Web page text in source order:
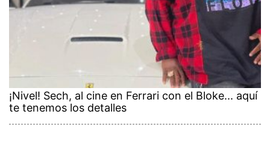
¡Nivel! Sech, al cine en Ferrari con el Bloke... aquí
te tenemos los detalles